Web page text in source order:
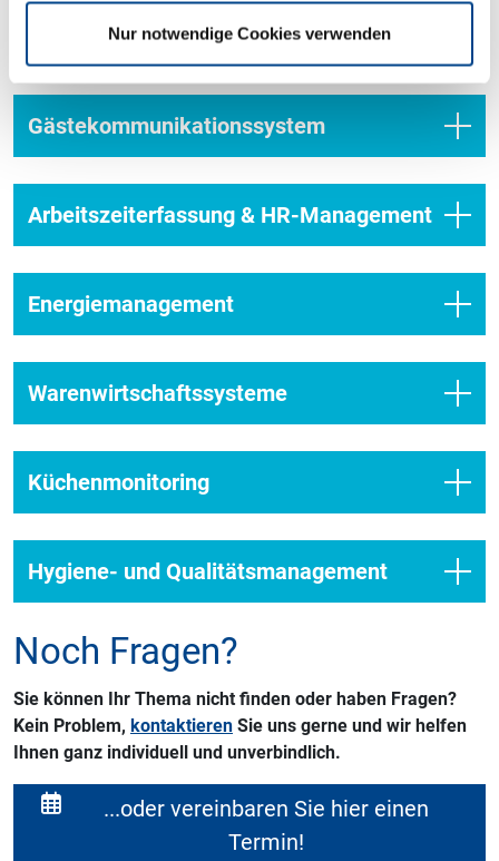
Nur notwendige Cookies verwenden
Bezahldienstleister
Gästekommunikationssystem
Arbeitszeiterfassung & HR-Management
Energiemanagement
Warenwirtschaftssysteme
Küchenmonitoring
Hygiene- und Qualitätsmanagement
Noch Fragen?
Sie können Ihr Thema nicht finden oder haben Fragen?
Kein Problem, kontaktieren Sie uns gerne und wir helfen
Ihnen ganz individuell und unverbindlich.
...oder vereinbaren Sie hier einen
Termin!